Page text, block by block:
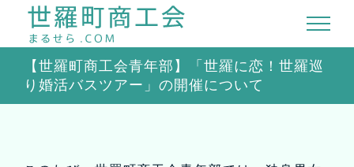
Skip
【世羅町商工会青年部】「世羅に恋！世羅巡
り婚活バスツアー」の開催について